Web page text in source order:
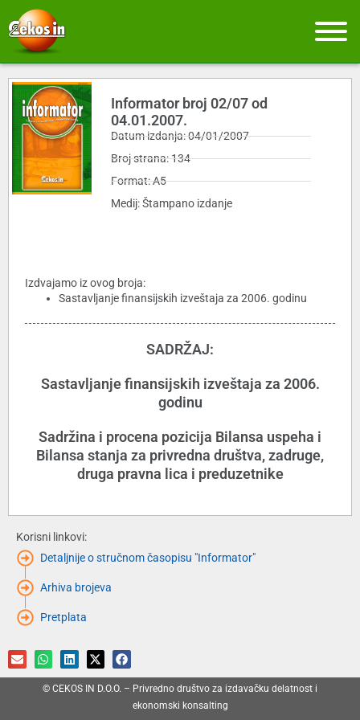
Informator broj 02/07 od
04.01.2007.
Datum izdanja: 04/01/2007
Broj strana: 134
Format: A5
Medij: Štampano izdanje
Izdvajamo iz ovog broja:
Sastavljanje finansijskih izveštaja za 2006. godinu
SADRŽAJ:
Sastavljanje finansijskih izveštaja za 2006.
godinu
Sadržina i procena pozicija Bilansa uspeha i
Bilansa stanja za privredna društva, zadruge,
druga pravna lica i preduzetnike
Korisni linkovi:
Detaljnije o stručnom časopisu "Informator"
Arhiva brojeva
Pretplata
© CEKOS IN D.O.O. – Privredno društvo za izdavačku delatnost i
ekonomski konsalting